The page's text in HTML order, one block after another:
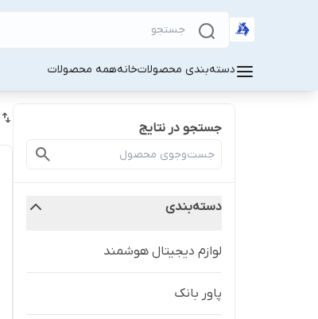
دسته‌بندی محصولاتخانههمه محصولات
جستجو در نتایج
دسته‌بندی
لوازم دیجیتال هوشمند
پاور بانک